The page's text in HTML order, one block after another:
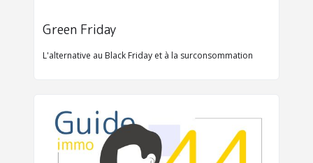
Green Friday
L'alternative au Black Friday et à la surconsommation